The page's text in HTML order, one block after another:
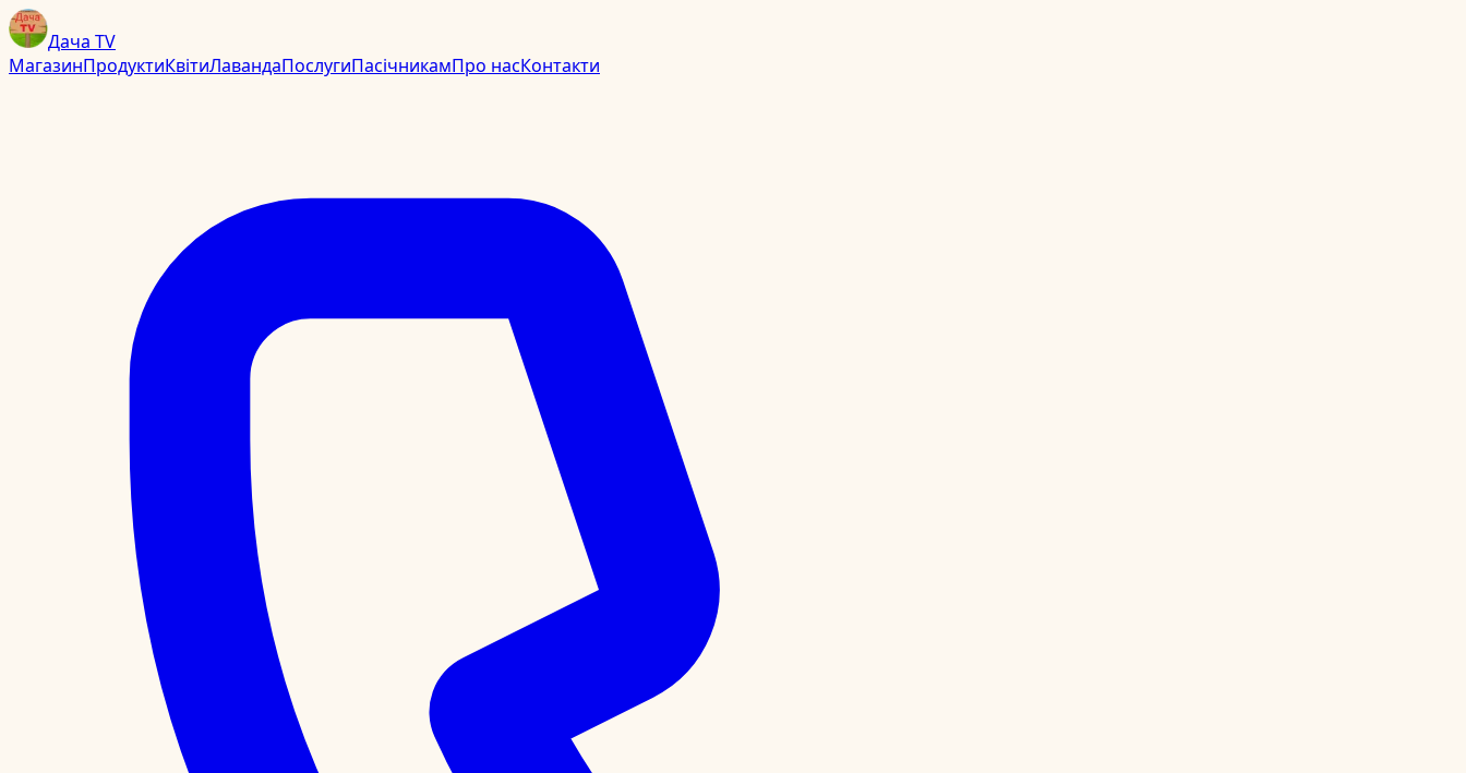
Дача TV
МагазинПродуктиКвітиЛавандаПослугиПасічникамПро насКонтакти